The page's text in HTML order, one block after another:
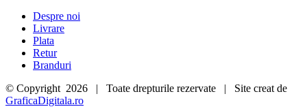
Despre noi
Livrare
Plata
Retur
Branduri
© Copyright 2026 | Toate drepturile rezervate | Site creat de
GraficaDigitala.ro